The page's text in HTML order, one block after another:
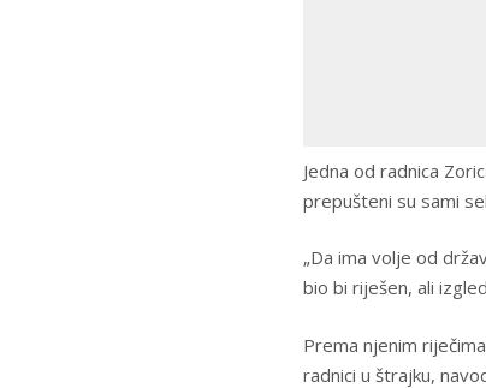
Jedna od radnica
prepušteni su sami
„Da ima volje od
bio bi riješen, ali
Prema njenim
radnici u štrajku,